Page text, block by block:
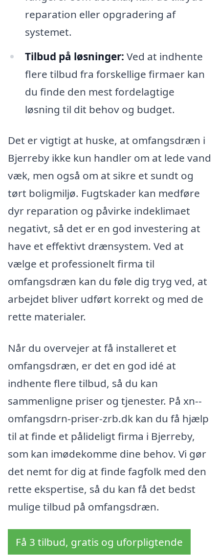
reparation eller opgradering af
systemet.
Tilbud på løsninger: Ved at indhente
flere tilbud fra forskellige firmaer kan
du finde den mest fordelagtige
løsning til dit behov og budget.
Det er vigtigt at huske, at omfangsdræn i
Bjerreby ikke kun handler om at lede vand
væk, men også om at sikre et sundt og
tørt boligmiljø. Fugtskader kan medføre
dyr reparation og påvirke indeklimaet
negativt, så det er en god investering at
have et effektivt drænsystem. Ved at
vælge et professionelt firma til
omfangsdræn kan du føle dig tryg ved, at
arbejdet bliver udført korrekt og med de
rette materialer.
Når du overvejer at få installeret et
omfangsdræn, er det en god idé at
indhente flere tilbud, så du kan
sammenligne priser og tjenester. På xn--
omfangsdrn-priser-zrb.dk kan du få hjælp
til at finde et pålideligt firma i Bjerreby,
som kan imødekomme dine behov. Vi gør
det nemt for dig at finde fagfolk med den
rette ekspertise, så du kan få det bedst
mulige tilbud på omfangsdræn.
Få 3 tilbud, gratis og uforpligtende